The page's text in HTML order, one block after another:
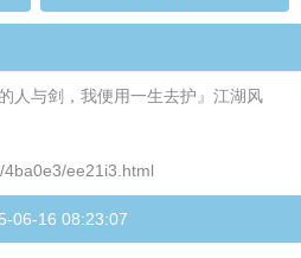
人与剑，我便用一生去护』江湖风
ee21i3.html
06-16 08:23:07